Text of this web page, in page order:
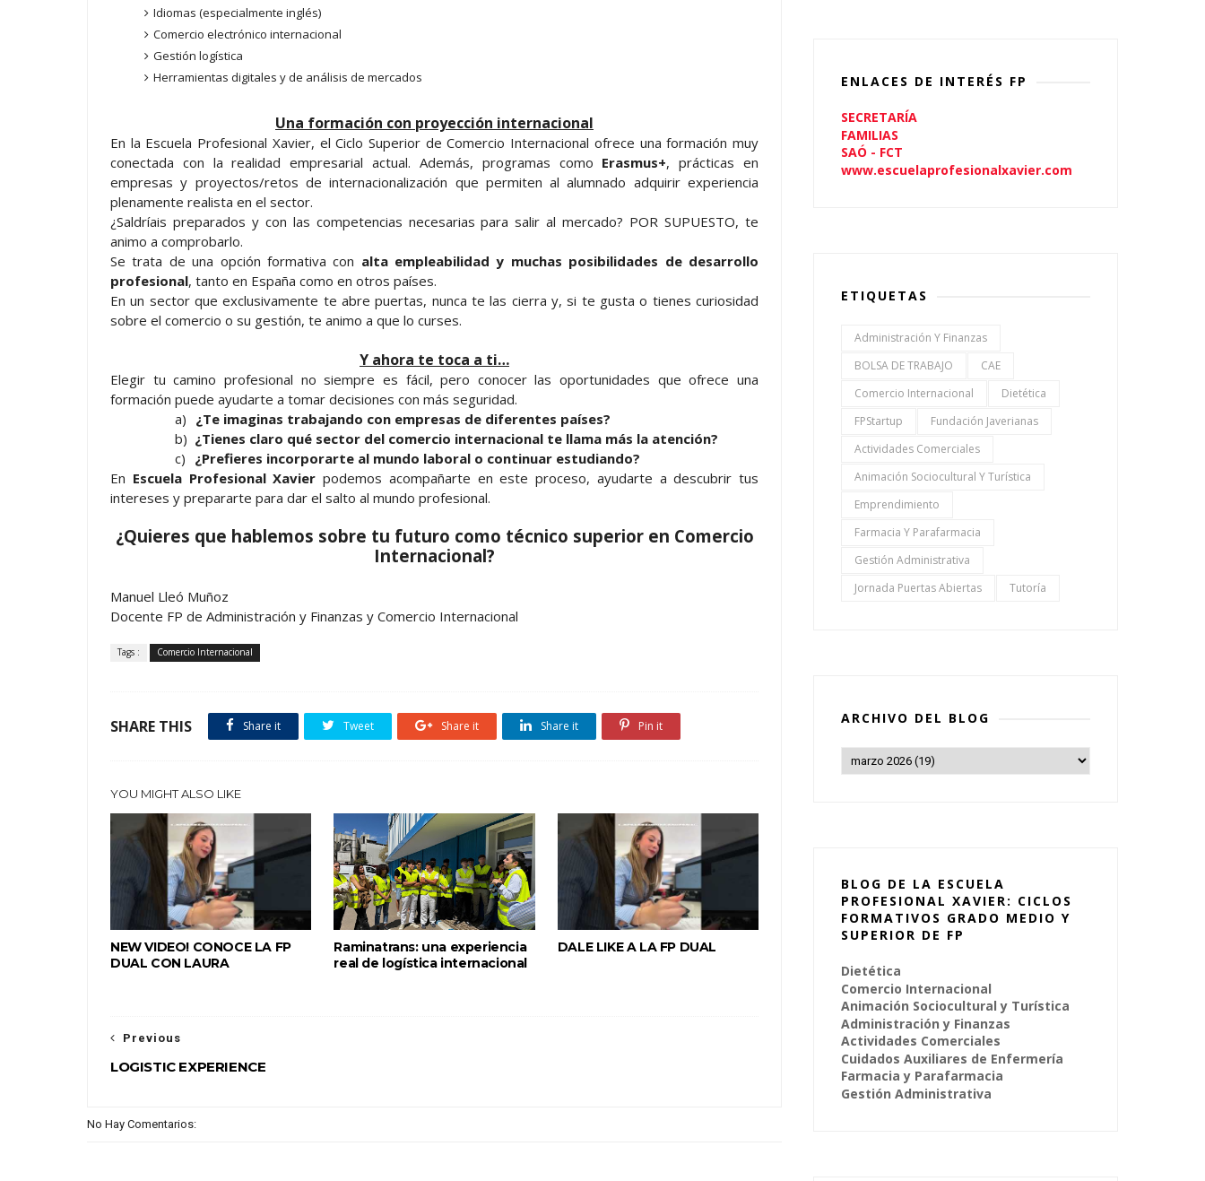
Idiomas (especialmente inglés)
Comercio electrónico internacional
Gestión logística
Herramientas digitales y de análisis de mercados
Una formación con proyección internacional
En la Escuela Profesional Xavier, el Ciclo Superior de Comercio Internacional ofrece una formación muy
conectada con la realidad empresarial actual. Además, programas como Erasmus+, prácticas en
empresas y proyectos/retos de internacionalización que permiten al alumnado adquirir experiencia
plenamente realista en el sector.
¿Saldríais preparados y con las competencias necesarias para salir al mercado? POR SUPUESTO, te
animo a comprobarlo.
Se trata de una opción formativa con alta empleabilidad y muchas posibilidades de desarrollo
profesional, tanto en España como en otros países.
En un sector que exclusivamente te abre puertas, nunca te las cierra y, si te gusta o tienes curiosidad
sobre el comercio o su gestión, te animo a que lo curses.
Y ahora te toca a ti…
Elegir tu camino profesional no siempre es fácil, pero conocer las oportunidades que ofrece una
formación puede ayudarte a tomar decisiones con más seguridad.
a) ¿Te imaginas trabajando con empresas de diferentes países?
b) ¿Tienes claro qué sector del comercio internacional te llama más la atención?
c) ¿Prefieres incorporarte al mundo laboral o continuar estudiando?
En Escuela Profesional Xavier podemos acompañarte en este proceso, ayudarte a descubrir tus
intereses y prepararte para dar el salto al mundo profesional.
¿Quieres que hablemos sobre tu futuro como técnico superior en Comercio
Internacional?
Manuel Lleó Muñoz
Docente FP de Administración y Finanzas y Comercio Internacional
Tags : Comercio Internacional
SHARE THIS Share it Tweet Share it Share it Pin it
YOU MIGHT ALSO LIKE
NEW VIDEO! CONOCE LA FP
DUAL CON LAURA
Raminatrans: una experiencia
real de logística internacional
DALE LIKE A LA FP DUAL
Previous
LOGISTIC EXPERIENCE
No Hay Comentarios:
ENLACES DE INTERÉS FP
SECRETARÍA
FAMILIAS
SAÓ - FCT
www.escuelaprofesionalxavier.com
ETIQUETAS
Administración Y Finanzas
BOLSA DE TRABAJO
CAE
Comercio Internacional
Dietética
FPStartup
Fundación Javerianas
Actividades Comerciales
Animación Sociocultural Y Turística
Emprendimiento
Farmacia Y Parafarmacia
Gestión Administrativa
Jornada Puertas Abiertas
Tutoría
ARCHIVO DEL BLOG
BLOG DE LA ESCUELA
PROFESIONAL XAVIER: CICLOS
FORMATIVOS GRADO MEDIO Y
SUPERIOR DE FP
Dietética
Comercio Internacional
Animación Sociocultural y Turística
Administración y Finanzas
Actividades Comerciales
Cuidados Auxiliares de Enfermería
Farmacia y Parafarmacia
Gestión Administrativa